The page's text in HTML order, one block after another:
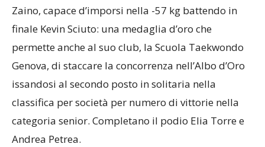
Zaino, capace d’imporsi nella -57 kg battendo in
finale Kevin Sciuto: una medaglia d’oro che
permette anche al suo club, la Scuola Taekwondo
Genova, di staccare la concorrenza nell’Albo d’Oro
issandosi al secondo posto in solitaria nella
classifica per società per numero di vittorie nella
categoria senior. Completano il podio Elia Torre e
Andrea Petrea.